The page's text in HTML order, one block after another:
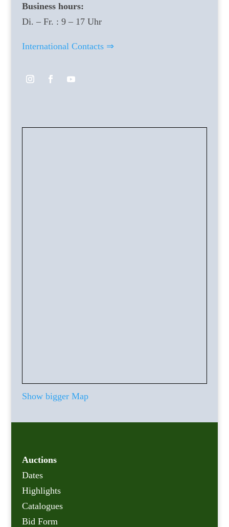
Business hours:
Di. – Fr. : 9 – 17 Uhr
International Contacts ⇒
Show bigger Map
Auctions
Dates
Highlights
Catalogues
Bid Form